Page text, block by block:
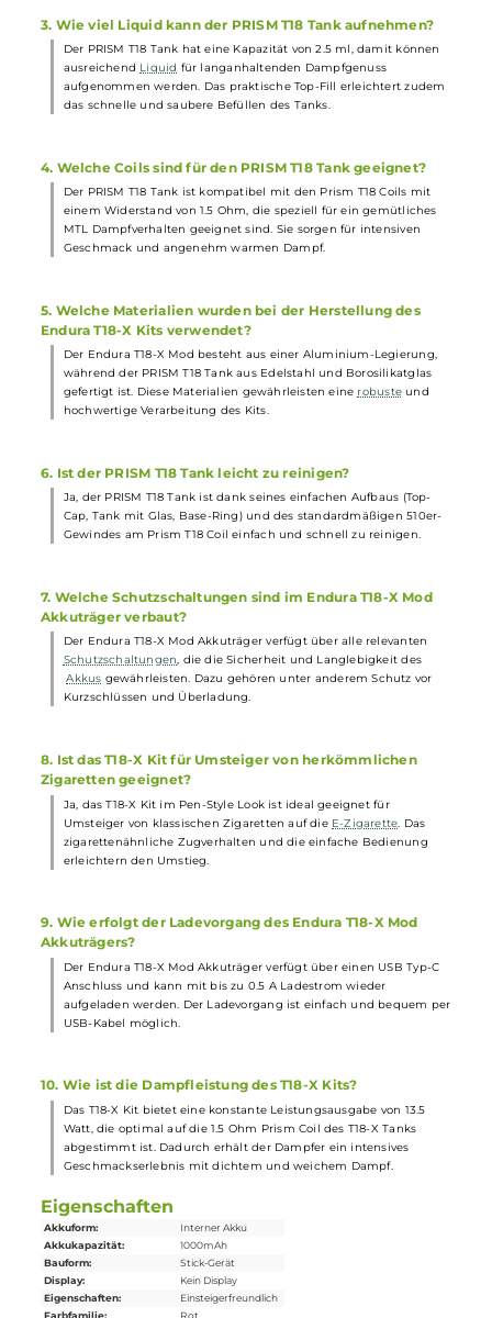
Häufig gestellte Fragen
Akkuträgers?
Der integrierte Akku des Endura T18-X Mod Akkuträgers hat eine
Kapazität von 1000 mAh. Dies bietet ausreichend Kraftreserven
langanhaltenden Dampfgenuss.
2. Welche Farben zeigt die LED am Feuertaster an?
Die LED am Feuertaster zeigt den aktuellen Akkustand an. Rot
bedeutet, dass der Akku unter 20 % geladen ist, gelb steht für
60 % und grün für über 60 %. Dadurch hat der Dampfer jederzeit
im Blick, wie viel Akkuleistung noch zur Verfügung steht.
3. Wie viel Liquid kann der PRISM T18 Tank aufnehmen?
Der PRISM T18 Tank hat eine Kapazität von 2.5 ml, damit können
ausreichendLiquidfür langanhaltenden Dampfgenuss
aufgenommen werden. Das praktische Top-Fill erleichtert
4. Welche Coils sind für den PRISM T18 Tank geeignet?
Der PRISM T18 Tank ist kompatibel mit den Prism T18 Coils mit
einem Widerstand von 1.5 Ohm, die speziell für ein gemütliches
MTL Dampfverhalten geeignet sind. Sie sorgen für intensiven
5. Welche Materialien wurden bei der Herstellung des
Endura T18-X Kits verwendet?
Der Endura T18-X Mod besteht aus einer Aluminium-Legierung,
während der PRISM T18 Tank aus Edelstahl und Borosilikatglas
6. Ist der PRISM T18 Tank leicht zu reinigen?
Ja, der PRISM T18 Tank ist dank seines einfachen Aufbaus (Top-
Cap, Tank mit Glas, Base-Ring) und des standardmäßigen 510er-
Gewindes am Prism T18 Coil einfach und schnell zu reinigen.
7. Welche Schutzschaltungen sind im Endura T18-X Mod
Akkuträger verbaut?
Der Endura T18-X Mod Akkuträger verfügt über alle relevanten
Schutzschaltungen, die die Sicherheit und Langlebigkeit des
Kurzschlüssen und Überladung.
8. Ist das T18-X Kit für Umsteiger von herkömmlichen
Zigaretten geeignet?